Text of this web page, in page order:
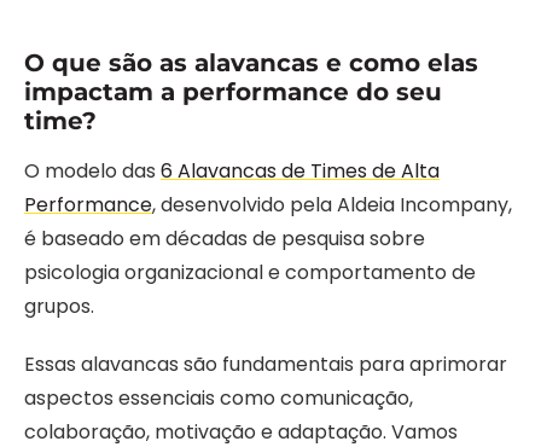
O que são as alavancas e como elas
impactam a performance do seu
time?
O modelo das 6 Alavancas de Times de Alta
Performance, desenvolvido pela Aldeia Incompany,
é baseado em décadas de pesquisa sobre
psicologia organizacional e comportamento de
grupos.
Essas alavancas são fundamentais para aprimorar
aspectos essenciais como comunicação,
colaboração, motivação e adaptação. Vamos